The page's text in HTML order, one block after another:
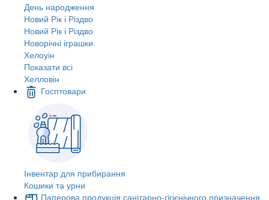
День народження
Новий Рік і Різдво
Новий Рік і Різдво
Новорічні іграшки
Хелоуін
Показати всі
Хелловін
Госптовари
Інвентар для прибирання
Кошики та урни
Паперова продукція санітарно-гігієнічного призначення